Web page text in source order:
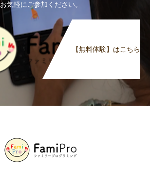
お気軽にご参加ください。
【無料体験】はこちら